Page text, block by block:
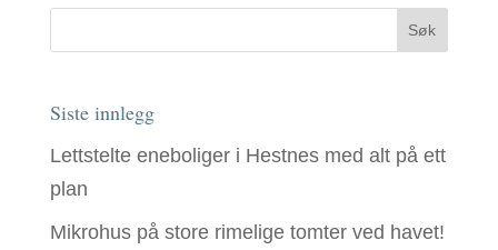
Siste innlegg
Lettstelte eneboliger i Hestnes med alt på ett
plan
Mikrohus på store rimelige tomter ved havet!